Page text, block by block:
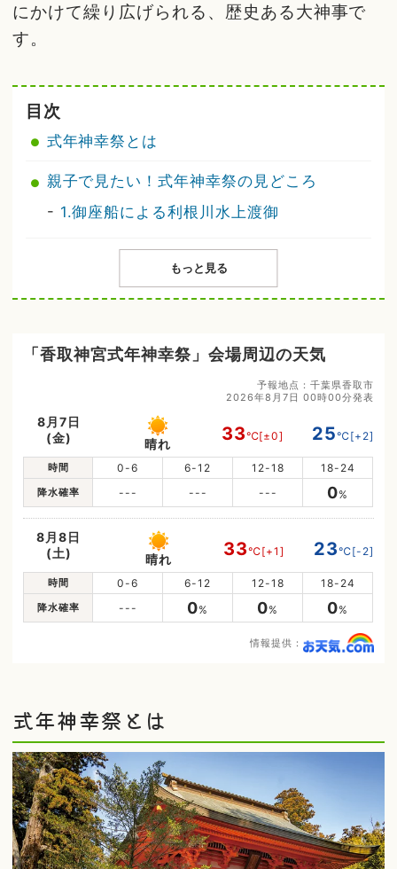
にかけて繰り広げられる、歴史ある大神事で
す。
目次
式年神幸祭とは
親子で見たい！式年神幸祭の見どころ
- 1.御座船による利根川水上渡御
もっと見る
「香取神宮式年神幸祭」会場周辺の天気
予報地点：千葉県香取市
2026年8月7日 00時00分発表
8月7日
(金)
晴れ 33℃[±0] 25℃[+2]
時間 0-6 6-12 12-18 18-24
降水確率 --- --- --- 0%
8月8日
(土)
晴れ 33℃[+1] 23℃[-2]
時間 0-6 6-12 12-18 18-24
降水確率 --- 0% 0% 0%
情報提供：
式年神幸祭とは